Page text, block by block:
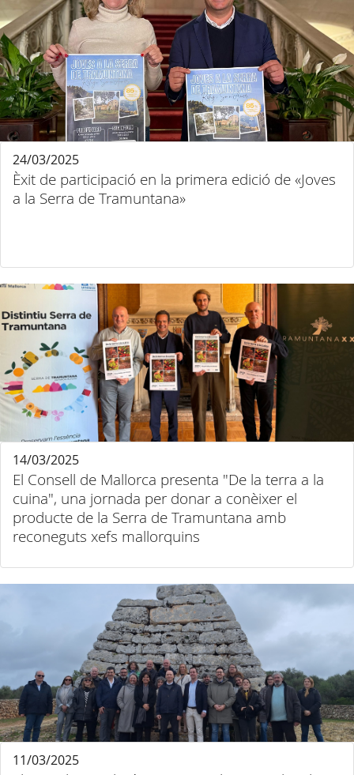
Èxit de participació en la primera edició de «Joves
a la Serra de Tramuntana»
24/03/2025
El Consell de Mallorca presenta "De la terra a la
cuina", una jornada per donar a conèixer el
producte de la Serra de Tramuntana amb
reconeguts xefs mallorquins
14/03/2025
11/03/2025